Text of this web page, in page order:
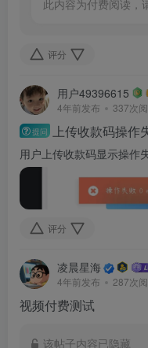
此内容为付费阅读，
评分
用户49396615
4年前发布 337次
提问 上传收款码操作
用户上传收款码显示操作
评分
凌晨星海
4年前发布 287次
视频付费测试
该帖子内容已隐藏